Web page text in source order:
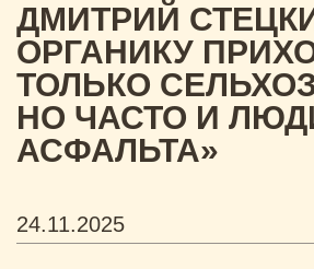
ДМИТРИЙ
ОРГАНИКУ
ТОЛЬКО
НО ЧАСТО И
АСФАЛЬТА»
24.11.2025